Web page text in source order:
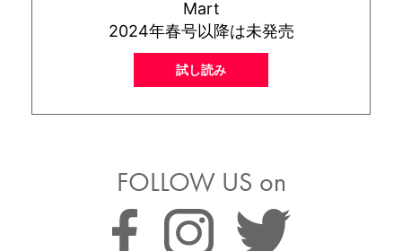
Mart
2024年春号以降は未発売
試し読み
FOLLOW US on